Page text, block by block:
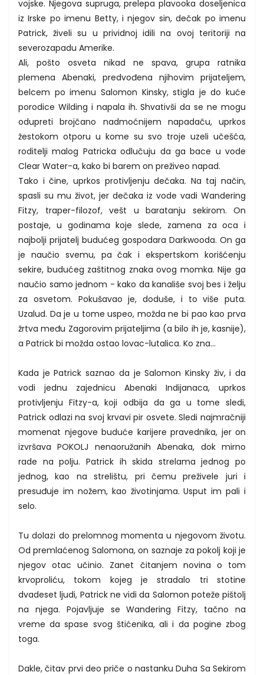
vojske. Njegova supruga, prelepa plavooka doseljenica
iz Irske po imenu Betty, i njegov sin, dečak po imenu
Patrick, živeli su u prividnoj idili na ovoj teritoriji na
severozapadu Amerike.
Ali, pošto osveta nikad ne spava, grupa ratnika
plemena Abenaki, predvođena njihovim prijateljem,
belcem po imenu Salomon Kinsky, stigla je do kuće
porodice Wilding i napala ih. Shvativši da se ne mogu
odupreti brojčano nadmoćnijem napadaču, uprkos
žestokom otporu u kome su svo troje uzeli učešća,
roditelji malog Patricka odlučuju da ga bace u vode
Clear Water-a, kako bi barem on preživeo napad.
Tako i čine, uprkos protivljenju dečaka. Na taj način,
spasli su mu život, jer dečaka iz vode vadi Wandering
Fitzy, traper-filozof, vešt u baratanju sekirom. On
postaje, u godinama koje slede, zamena za oca i
najbolji prijatelj budućeg gospodara Darkwooda. On ga
je naučio svemu, pa čak i ekspertskom korišćenju
sekire, budućeg zaštitnog znaka ovog momka. Nije ga
naučio samo jednom - kako da kanališe svoj bes i želju
za osvetom. Pokušavao je, doduše, i to više puta.
Uzalud. Da je u tome uspeo, možda ne bi pao kao prva
žrtva među Zagorovim prijateljima (a bilo ih je, kasnije),
a Patrick bi možda ostao lovac-lutalica. Ko zna...
Kada je Patrick saznao da je Salomon Kinsky živ, i da
vodi jednu zajednicu Abenaki Indijanaca, uprkos
protivljenju Fitzy-a, koji odbija da ga u tome sledi,
Patrick odlazi na svoj krvavi pir osvete. Sledi najmračniji
momenat njegove buduće karijere pravednika, jer on
izvršava POKOLJ nenaoružanih Abenaka, dok mirno
rade na polju. Patrick ih skida strelama jednog po
jednog, kao na strelištu, pri čemu preživele juri i
presuđuje im nožem, kao životinjama. Usput im pali i
selo.
Tu dolazi do prelomnog momenta u njegovom životu.
Od premlaćenog Salomona, on saznaje za pokolj koji je
njegov otac učinio. Zanet čitanjem novina o tom
krvoproliću, tokom kojeg je stradalo tri stotine
dvadeset ljudi, Patrick ne vidi da Salomon poteže pištolj
na njega. Pojavljuje se Wandering Fitzy, tačno na
vreme da spase svog štićenika, ali i da pogine zbog
toga.
Dakle, čitav prvi deo priče o nastanku Duha Sa Sekirom